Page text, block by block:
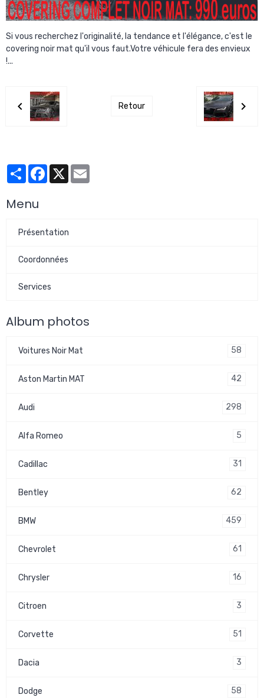
Si vous recherchez l'originalité, la tendance et l'élégance, c'est le
covering noir mat qu'il vous faut.Votre véhicule fera des envieux
!...
Retour
PartagerFacebook
X
Menu
Présentation
Coordonnées
Services
Album photos
Voitures Noir Mat 58
Aston Martin MAT 42
Audi 298
Alfa Romeo 5
Cadillac 31
Bentley 62
BMW 459
Chevrolet 61
Chrysler 16
Citroen 3
Corvette 51
Dacia 3
Dodge 58